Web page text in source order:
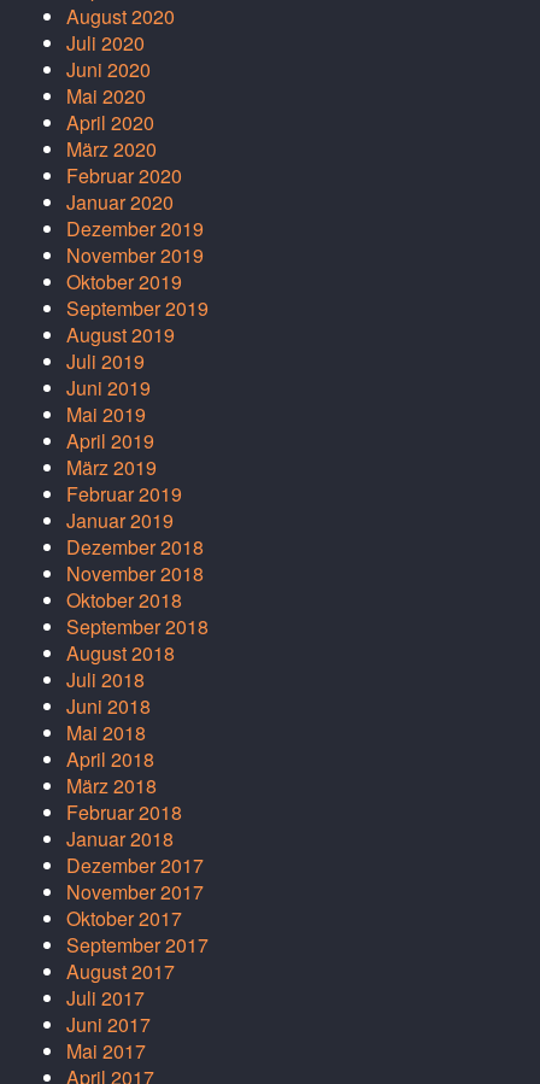
August 2020
Juli 2020
Juni 2020
Mai 2020
April 2020
März 2020
Februar 2020
Januar 2020
Dezember 2019
November 2019
Oktober 2019
September 2019
August 2019
Juli 2019
Juni 2019
Mai 2019
April 2019
März 2019
Februar 2019
Januar 2019
Dezember 2018
November 2018
Oktober 2018
September 2018
August 2018
Juli 2018
Juni 2018
Mai 2018
April 2018
März 2018
Februar 2018
Januar 2018
Dezember 2017
November 2017
Oktober 2017
September 2017
August 2017
Juli 2017
Juni 2017
Mai 2017
April 2017